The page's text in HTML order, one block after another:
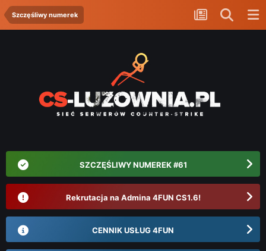
Szczęśliwy numerek
SZCZĘŚLIWY NUMEREK #61
Rekrutacja na Admina 4FUN CS1.6!
CENNIK USŁUG 4FUN